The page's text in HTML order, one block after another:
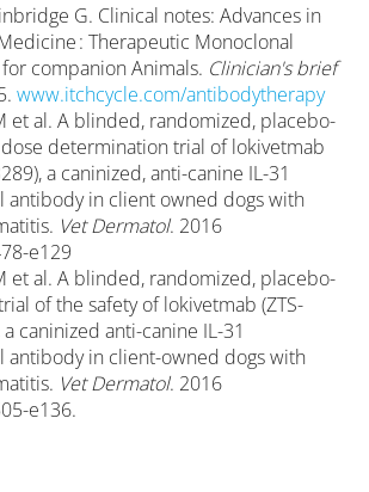
G. Clinical notes: Advances in
: Therapeutic Monoclonal
companion Animals. Clinician's brief
www.itchcycle.com/antibodytherapy
et al. A blinded, randomized, placebo-
determination trial of lokivetmab
a caninized, anti-canine IL-31
antibody in client owned dogs with
Vet Dermatol. 2016
e129
et al. A blinded, randomized, placebo-
of the safety of lokivetmab (ZTS-
caninized anti-canine IL-31
antibody in client-owned dogs with
Vet Dermatol. 2016
e136.